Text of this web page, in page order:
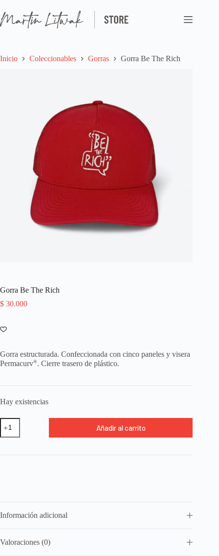
al
contenido
Inicio Coleccionables Gorras Gorra Be The Rich
Gorra Be The Rich
$ 30.000
Gorra estructurada. Confeccionada con cinco paneles y visera
Permacurv®. Cierre trasero de plástico.
Hay existencias
Gorra
Be
The
cantidad
Añadir al carrito
Información adicional
Valoraciones (0)